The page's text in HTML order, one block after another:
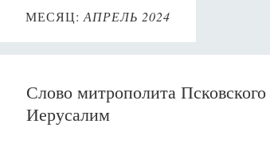
МЕСЯЦ: АПРЕЛЬ 2024
Слово митрополита
Иерусалим